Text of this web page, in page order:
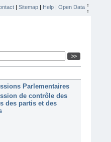
| Sitemap | Help | Open Data
Parlementaires
de contrôle des
des partis et des